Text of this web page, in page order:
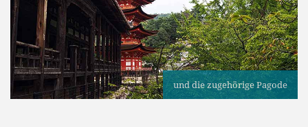
und die zugehörige Pagode